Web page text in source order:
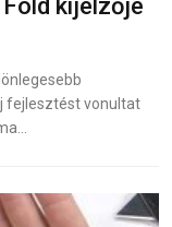
kijelzője
fejlesztést vonultat